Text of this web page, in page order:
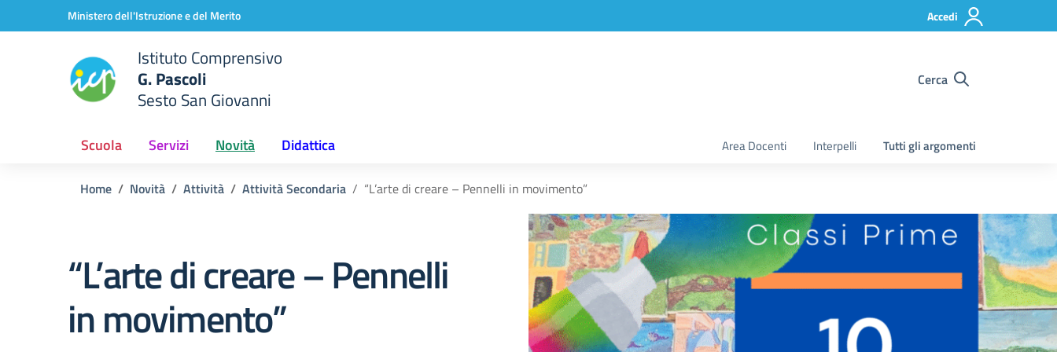
Vai ai contenuti
Vai al menu di navigazioneMinistero dell'Istruzione e del Merito Accedi
Istituto Comprensivo
G. Pascoli
Sesto San Giovanni
Cerca
Scuola Servizi Novità Didattica Area Docenti Interpelli Tutti gli argomenti
Home Novità Attività Attività Secondaria “L’arte di creare – Pennelli in movimento”
“L’arte di creare – Pennelli
in movimento”